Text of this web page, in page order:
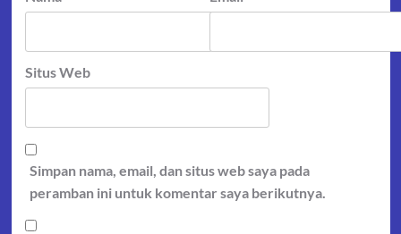
Situs Web
Simpan nama, email, dan situs web saya pada
peramban ini untuk komentar saya berikutnya.